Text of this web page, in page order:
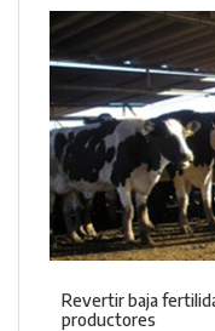
Revertir baja
productores